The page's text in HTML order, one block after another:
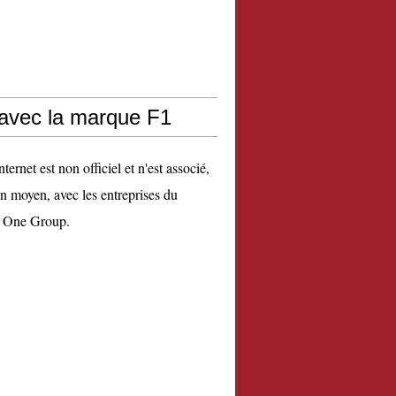
la marque F1
est non officiel et n'est associé,
moyen, avec les entreprises du
Group.